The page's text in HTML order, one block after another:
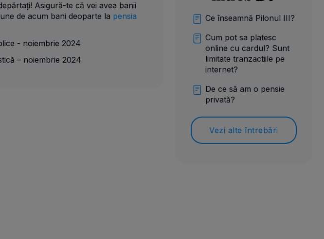
Asigură-te că vei avea banii
de acum bani deoparte la pensia
- noiembrie 2024
– noiembrie 2024
Ce înseamnă Pilonul III?
Cum pot sa platesc
online cu cardul? Sunt
limitate tranzactiile pe
internet?
De ce să am o pensie
privată?
Vezi alte întrebări